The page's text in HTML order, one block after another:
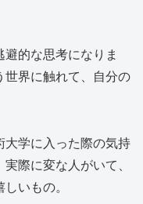
的な思考になりま
世界に触れて、自分の
大学に入った際の気持
際に変な人がいて、
いもの。